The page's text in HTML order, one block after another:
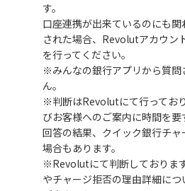
す。
口座連携が出来ているのにも関
された場合、Revolutアカウン
を行ってください。
※みんなの銀行アプリから質問
ん。
※判断はRevolutにて行ってお
びお客様へのご案内に時間を要
回答の結果、クイック銀行チ
場合もあります。
※Revolutにて判断しておりま
やチャージ拒否の理由詳細に